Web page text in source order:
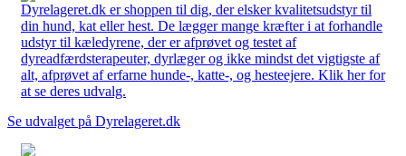
Dyrelageret.dk er shoppen til dig, der elsker kvalitetsudstyr til
din hund, kat eller hest. De lægger mange kræfter i at forhandle
udstyr til kæledyrene, der er afprøvet og testet af
dyreadfærdsterapeuter, dyrlæger og ikke mindst det vigtigste af
alt, afprøvet af erfarne hunde-, katte-, og hesteejere. Klik her for
at se deres udvalg.
Se udvalget på Dyrelageret.dk